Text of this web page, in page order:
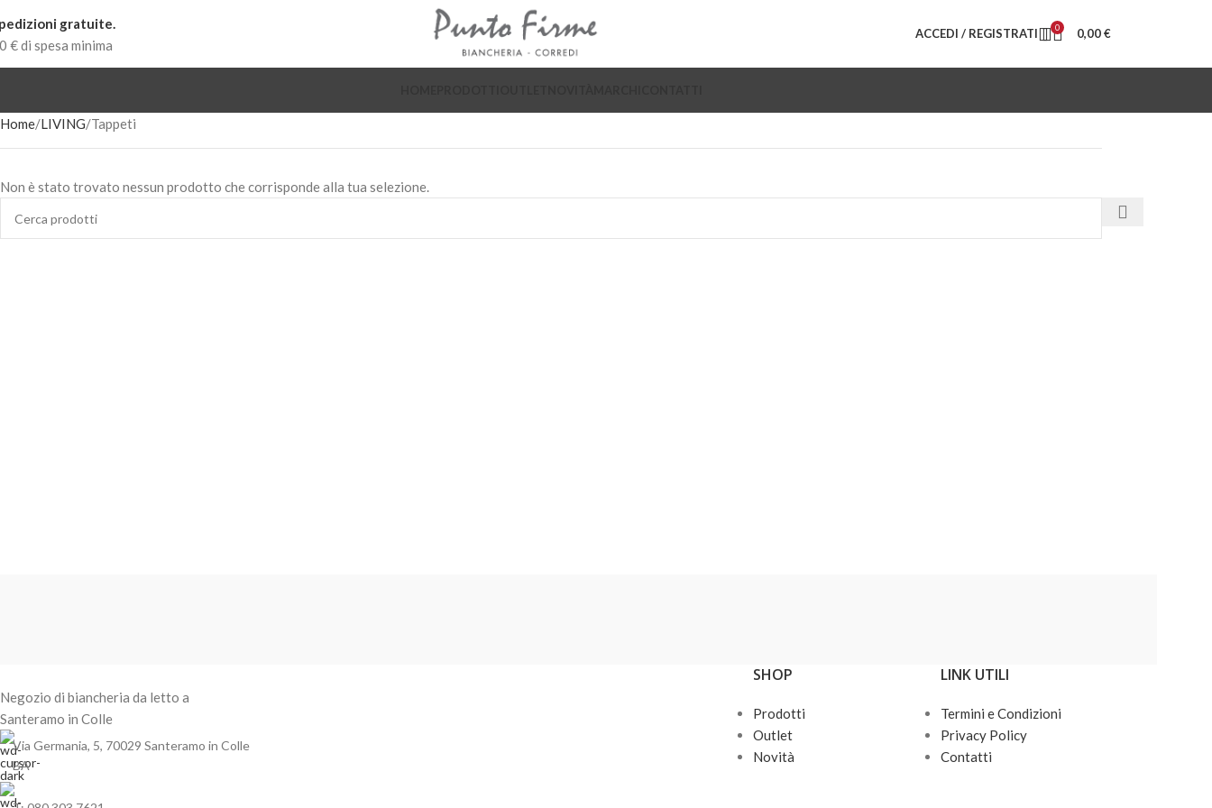
gratuite.
€ di spesa minima
ACCEDI / REGISTRATI 0 0,00€
Home LIVING Tappeti
Non è stato trovato nessun prodotto che corrisponde alla tua selezione.
Negozio di biancheria da letto a
Santeramo in Colle
Via Germania, 5, 70029 Santeramo in Colle
BA
SHOP
Prodotti
Outlet
Novità
LINK UTILI
Termini e Condizioni
Privacy Policy
Contatti